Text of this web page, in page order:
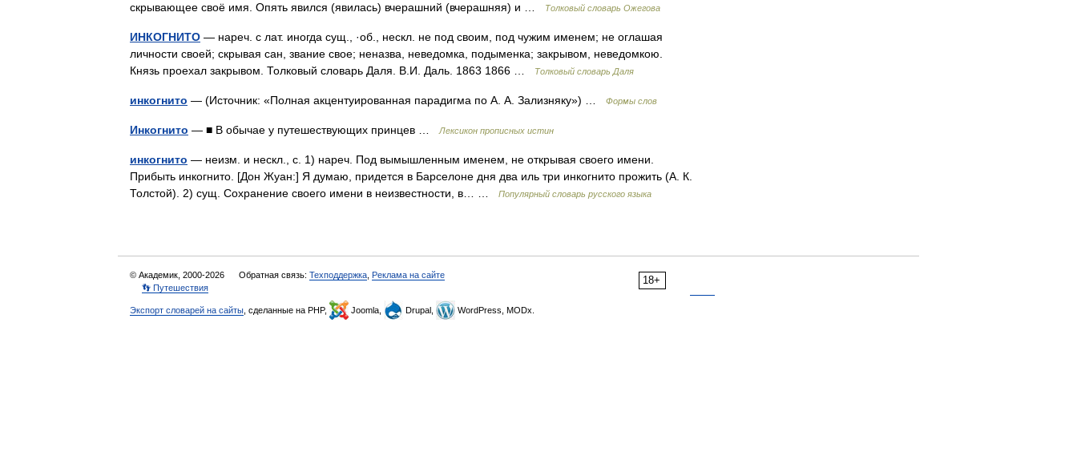
скрывающее своё имя. Опять явился (явилась) вчерашний (вчерашняя) и …
Толковый словарь Ожегова
ИНКОГНИТО — нареч. с лат. иногда сущ., ·об., нескл. не под своим, под чужим именем; не оглашая
личности своей; скрывая сан, звание свое; неназва, неведомка, подыменка; закрывом, неведомкою.
Князь проехал закрывом. Толковый словарь Даля. В.И. Даль. 1863 1866 …
Толковый словарь Даля
инкогнито — (Источник: «Полная акцентуированная парадигма по А. А. Зализняку») … Формы слов
Инкогнито — ■ В обычае у путешествующих принцев … Лексикон прописных истин
инкогнито — неизм. и нескл., с. 1) нареч. Под вымышленным именем, не открывая своего имени.
Прибыть инкогнито. [Дон Жуан:] Я думаю, придется в Барселоне дня два иль три инкогнито прожить (А. К.
Толстой). 2) сущ. Сохранение своего имени в неизвестности, в… …
Популярный словарь русского языка
18+
© Академик, 2000-2026 Обратная связь: Техподдержка Реклама на сайте
👣 Путешествия
Экспорт словарей на сайты , сделанные на PHP, Joomla, Drupal, WordPress, MODx.